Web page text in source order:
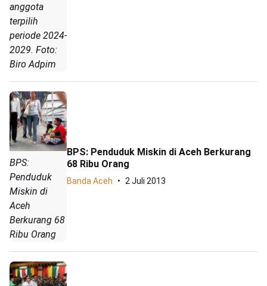
anggota
terpilih
periode 2024-
2029. Foto:
Biro Adpim
BPS:
Penduduk
Miskin di
Aceh
Berkurang 68
Ribu Orang
BPS: Penduduk Miskin di Aceh Berkurang
68 Ribu Orang
Banda Aceh 2 Juli 2013